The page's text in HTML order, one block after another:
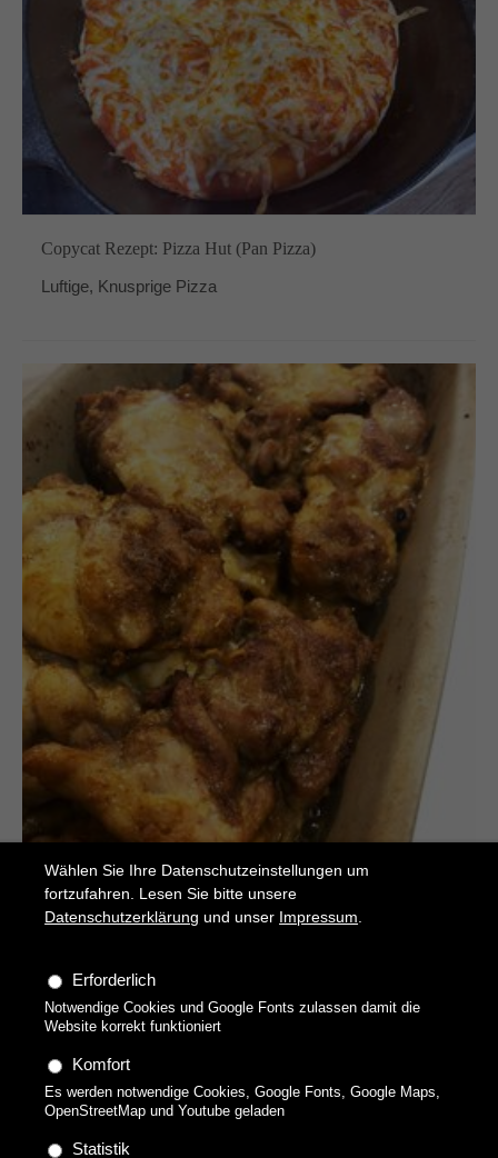
Copycat Rezept: Pizza Hut (Pan Pizza)
Luftige, Knusprige Pizza
Shawarma
Wählen Sie Ihre Datenschutzeinstellungen um
fortzufahren. Lesen Sie bitte unsere
Datenschutzerklärung und unser Impressum.
Erforderlich
Notwendige Cookies und Google Fonts zulassen damit die
Website korrekt funktioniert
Komfort
Es werden notwendige Cookies, Google Fonts, Google Maps,
OpenStreetMap und Youtube geladen
Statistik